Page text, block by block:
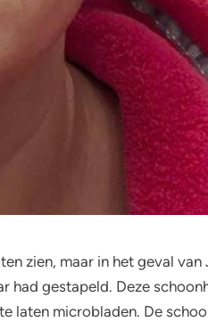
zien, maar in het geval
had gestapeld. Deze
laten microbladen. De